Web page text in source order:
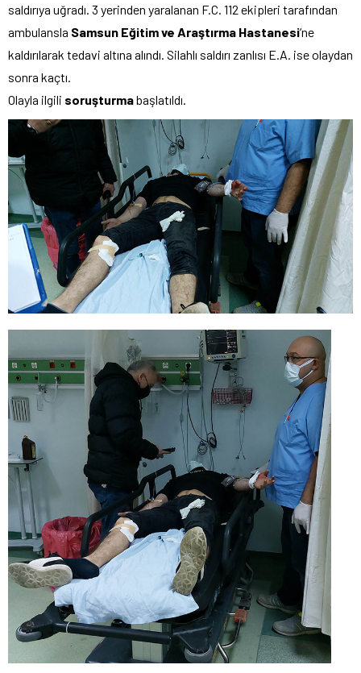
saldırıya uğradı. 3 yerinden yaralanan F.C. 112 ekipleri tarafından
ambulansla Samsun Eğitim ve Araştırma Hastanesi‘ne
kaldırılarak tedavi altına alındı. Silahlı saldırı zanlısı E.A. ise olaydan
sonra kaçtı.
Olayla ilgili soruşturmabaşlatıldı.